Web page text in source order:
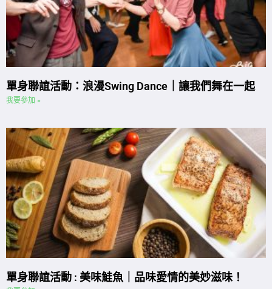
單身聯誼活動：浪漫Swing Dance｜讓我們舞在一起
我要參加 »
單身聯誼活動 : 美味鮭魚｜品味愛情的美妙滋味！